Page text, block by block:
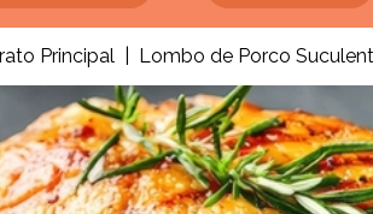
Principal Lombo de Porco